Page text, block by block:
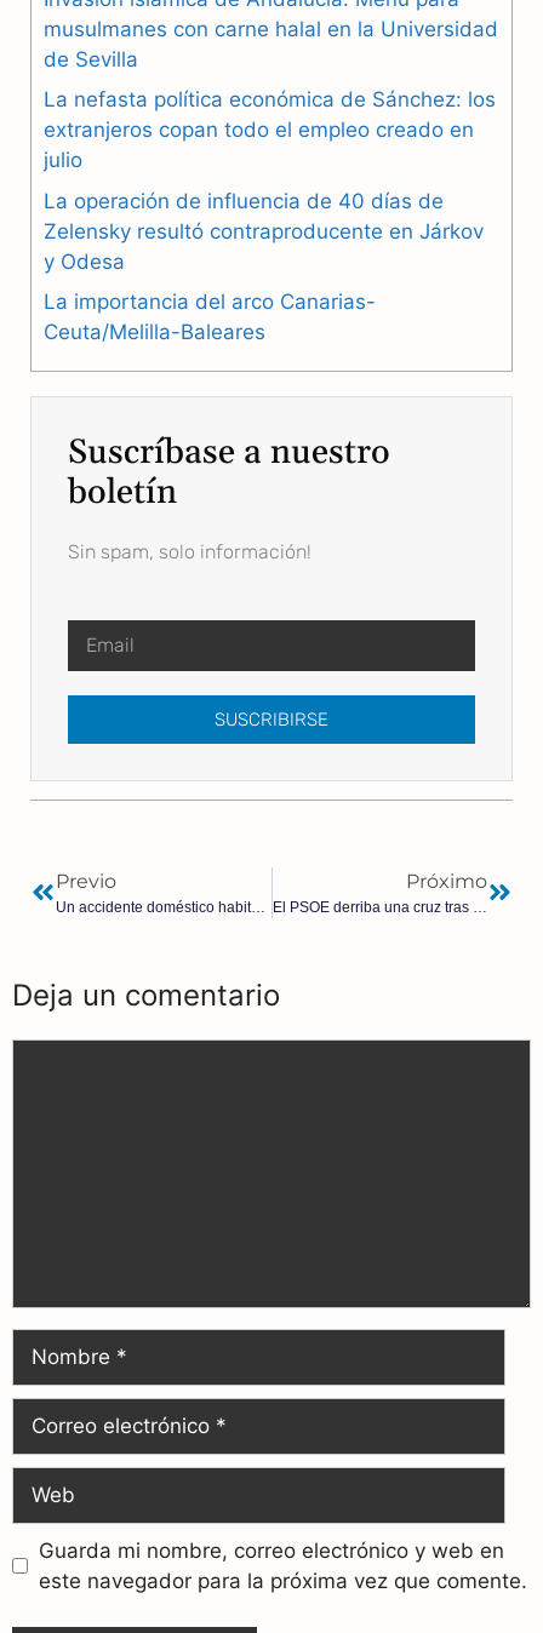
b
o
o
g
a
s
p
musulmanes con carne halal en la Universidad
de Sevilla
La nefasta política económica de Sánchez: los
extranjeros copan todo el empleo creado en
julio
La operación de influencia de 40 días de
Zelensky resultó contraproducente en Járkov
y Odesa
La importancia del arco Canarias-
Ceuta/Melilla-Baleares
Suscríbase a nuestro
boletín
Sin spam, solo información!
SUSCRIBIRSE
Previo
Un accidente doméstico habitual. Las quemaduras. | Albert Mesa Rey
Próximo
Deja un comentario
Guarda mi nombre, correo electrónico y web en
este navegador para la próxima vez que comente.